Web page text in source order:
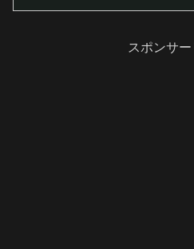
スポンサー